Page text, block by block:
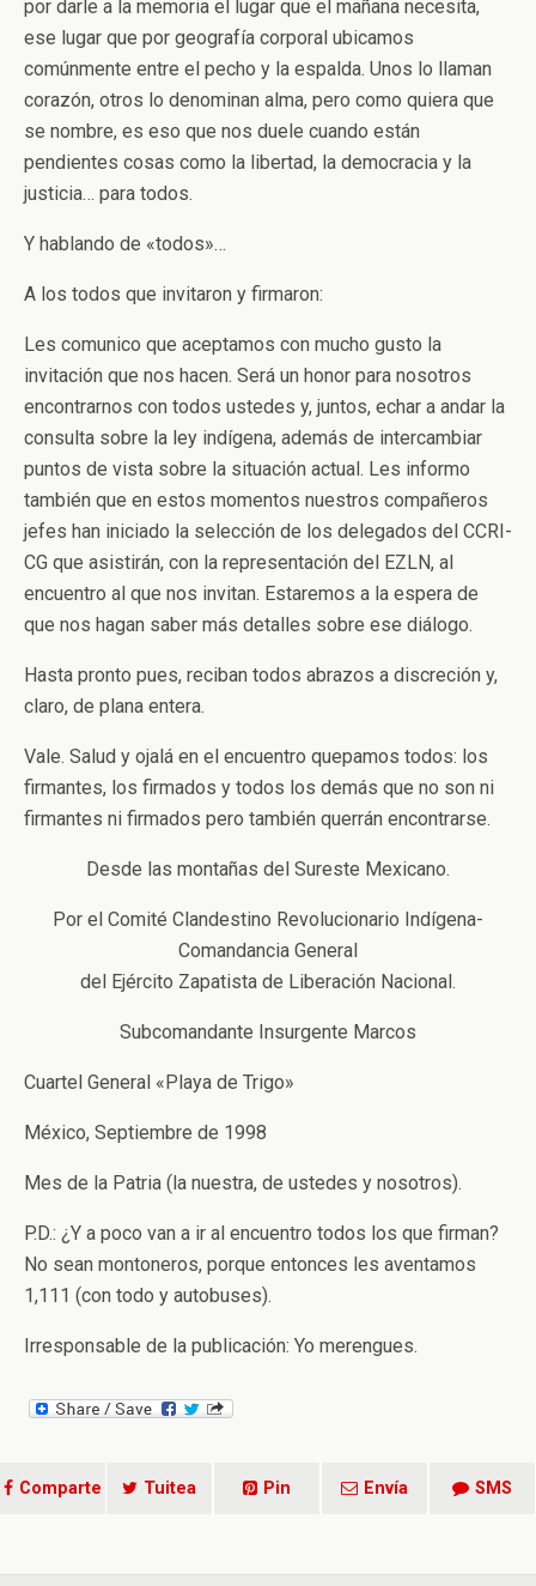
por darle a la memoria el lugar que el mañana necesita,
ese lugar que por geografía corporal ubicamos
comúnmente entre el pecho y la espalda. Unos lo llaman
corazón, otros lo denominan alma, pero como quiera que
se nombre, es eso que nos duele cuando están
pendientes cosas como la libertad, la democracia y la
justicia… para todos.
Y hablando de «todos»…
A los todos que invitaron y firmaron:
Les comunico que aceptamos con mucho gusto la
invitación que nos hacen. Será un honor para nosotros
encontrarnos con todos ustedes y, juntos, echar a andar la
consulta sobre la ley indígena, además de intercambiar
puntos de vista sobre la situación actual. Les informo
también que en estos momentos nuestros compañeros
jefes han iniciado la selección de los delegados del CCRI-
CG que asistirán, con la representación del EZLN, al
encuentro al que nos invitan. Estaremos a la espera de
que nos hagan saber más detalles sobre ese diálogo.
Hasta pronto pues, reciban todos abrazos a discreción y,
claro, de plana entera.
Vale. Salud y ojalá en el encuentro quepamos todos: los
firmantes, los firmados y todos los demás que no son ni
firmantes ni firmados pero también querrán encontrarse.
Desde las montañas del Sureste Mexicano.
Por el Comité Clandestino Revolucionario Indígena-
Comandancia General
del Ejército Zapatista de Liberación Nacional.
Subcomandante Insurgente Marcos
Cuartel General «Playa de Trigo»
México, Septiembre de 1998
Mes de la Patria (la nuestra, de ustedes y nosotros).
P.D.: ¿Y a poco van a ir al encuentro todos los que firman?
No sean montoneros, porque entonces les aventamos
1,111 (con todo y autobuses).
Irresponsable de la publicación: Yo merengues.
Comparte Tuitea Pin Envía SMS